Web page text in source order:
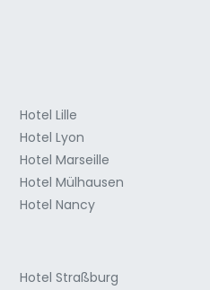
Hotel Lille
Hotel Lyon
Hotel Marseille
Hotel Mülhausen
Hotel Nancy
Hotel Straßburg